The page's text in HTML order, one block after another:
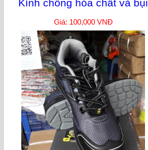
Kính chống hóa chất và bụi
Giá: 100,000 VNĐ